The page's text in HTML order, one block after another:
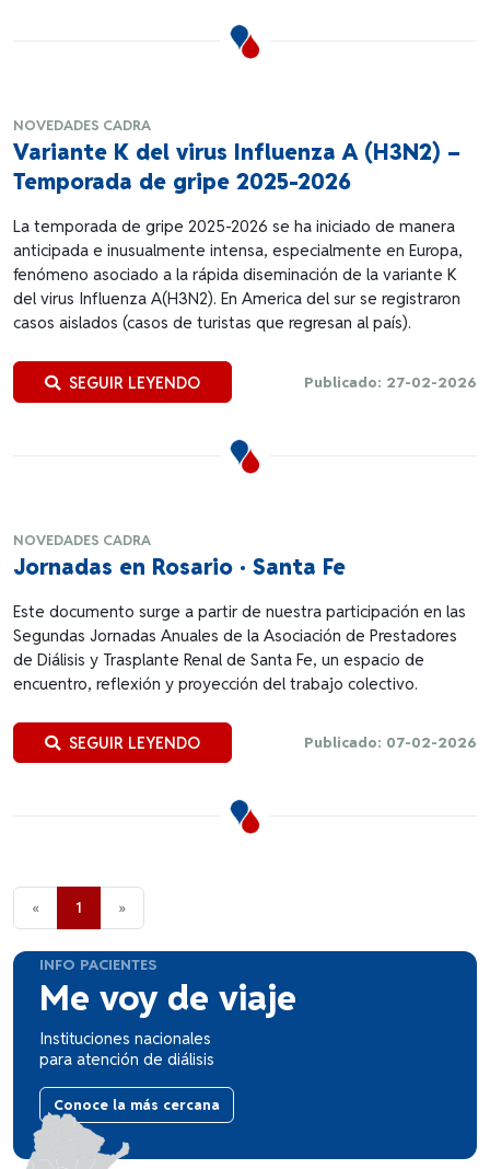
NOVEDADES CADRA
Variante K del virus Influenza A (H3N2) –
Temporada de gripe 2025-2026
La temporada de gripe 2025-2026 se ha iniciado de manera
anticipada e inusualmente intensa, especialmente en Europa,
fenómeno asociado a la rápida diseminación de la variante K
del virus Influenza A(H3N2). En America del sur se registraron
casos aislados (casos de turistas que regresan al país).
SEGUIR LEYENDO Publicado: 27-02-2026
NOVEDADES CADRA
Jornadas en Rosario · Santa Fe
Este documento surge a partir de nuestra participación en las
Segundas Jornadas Anuales de la Asociación de Prestadores
de Diálisis y Trasplante Renal de Santa Fe, un espacio de
encuentro, reflexión y proyección del trabajo colectivo.
SEGUIR LEYENDO Publicado: 07-02-2026
« 1 »
INFO PACIENTES
Me voy de viaje
Instituciones nacionales
para atención de diálisis
Conoce la más cercana